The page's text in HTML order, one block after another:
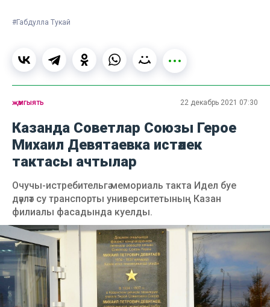
#Габдулла Тукай
җәмгыять 22 декабрь 2021 07:30
Казанда Советлар Союзы Герое
Михаил Девятаевка истәлек
тактасы ачтылар
Очучы-истребительгә мемориаль такта Идел буе
дәүләт су транспорты университетының Казан
филиалы фасадында куелды.